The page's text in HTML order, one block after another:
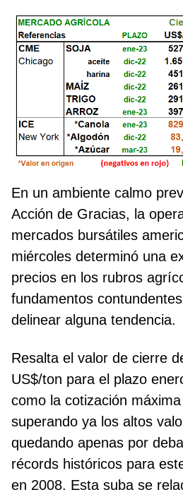
En un ambiente calmo
Acción de Gracias, la
mercados bursátiles
miércoles determinó una
precios en los rubros
fundamentos
delinear alguna tendencia.
Resalta el valor de cierre
US$/ton para el plazo
como la cotización
superando ya los altos
quedando apenas por
récords históricos para
en 2008. Esta suba se